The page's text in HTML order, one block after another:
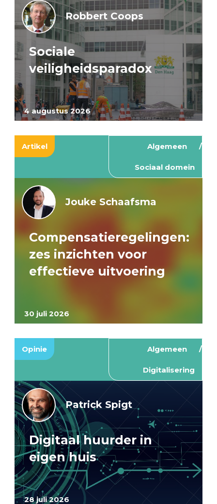
4 augustus 2026
Robbert Coops
Sociale
veiligheidsparadox
Artikel Algemeen
Sociaal domein
30 juli 2026
Jouke Schaafsma
Compensatieregelingen:
zes inzichten voor
effectieve uitvoering
Opinie Algemeen
Digitalisering
28 juli 2026
Patrick Spigt
Digitaal huurder in
eigen huis